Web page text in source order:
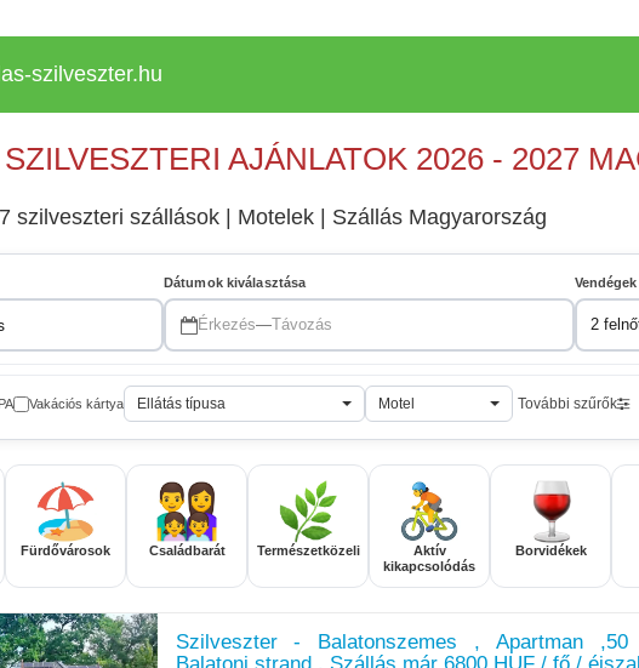
szilveszter.hu
SZILVESZTERI AJÁNLATOK 2026 - 2027
szilveszteri szállások | Motelek | Szállás Magyarország
Dátumok kiválasztása
Érkezés—Távozás
Vendégek
2
Vakációs kártya Ellátás típusa Motel További szűrők
Fürdővárosok Családbarát Természetközeli
Aktív
kikapcsolódás
Borvidékek
Szilveszter - Balatonszemes , Apartman